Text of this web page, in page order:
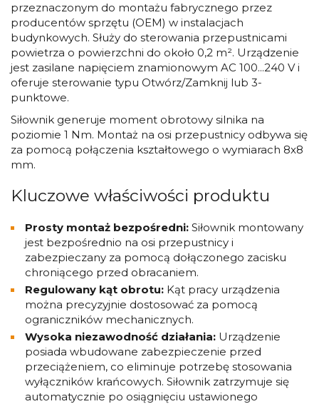
przeznaczonym do montażu fabrycznego przez
producentów sprzętu (OEM) w instalacjach
budynkowych. Służy do sterowania przepustnicami
powietrza o powierzchni do około 0,2 m². Urządzenie
jest zasilane napięciem znamionowym AC 100...240 V i
oferuje sterowanie typu Otwórz/Zamknij lub 3-
punktowe.
Siłownik generuje moment obrotowy silnika na
poziomie 1 Nm. Montaż na osi przepustnicy odbywa się
za pomocą połączenia kształtowego o wymiarach 8x8
mm.
Kluczowe właściwości produktu
Prosty montaż bezpośredni: Siłownik montowany
jest bezpośrednio na osi przepustnicy i
zabezpieczany za pomocą dołączonego zacisku
chroniącego przed obracaniem.
Regulowany kąt obrotu: Kąt pracy urządzenia
można precyzyjnie dostosować za pomocą
ograniczników mechanicznych.
Wysoka niezawodność działania: Urządzenie
posiada wbudowane zabezpieczenie przed
przeciążeniem, co eliminuje potrzebę stosowania
wyłączników krańcowych. Siłownik zatrzymuje się
automatycznie po osiągnięciu ustawionego